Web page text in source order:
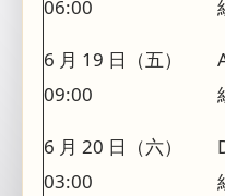
06:00
6 月 19 日（五）
09:00
6 月 20 日（六）
03:00